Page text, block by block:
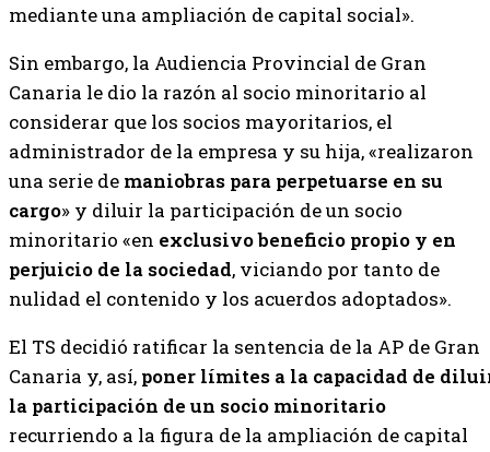
mediante una ampliación de capital social».
Sin embargo, la Audiencia Provincial de Gran
Canaria le dio la razón al socio minoritario al
considerar que los socios mayoritarios, el
administrador de la empresa y su hija, «realizaron
una serie de maniobras para perpetuarse en su
cargo» y diluir la participación de un socio
minoritario «en exclusivo beneficio propio y en
perjuicio de la sociedad, viciando por tanto de
nulidad el contenido y los acuerdos adoptados».
El TS decidió ratificar la sentencia de la AP de Gran
Canaria y, así, poner límites a la capacidad de
la participación de un socio minoritario
recurriendo a la figura de la ampliación de capital